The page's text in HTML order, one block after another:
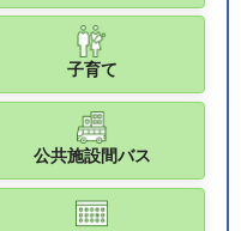
子育て
公共施設間バス